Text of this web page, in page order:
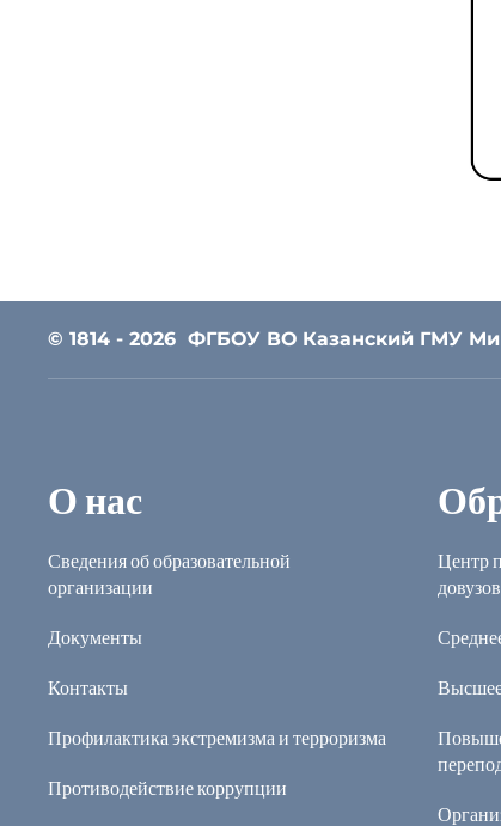
© 1814 - 2026 ФГБОУ ВО Казанский ГМУ
О нас
Сведения об образовательной
организации
Документы
Контакты
Профилактика экстремизма и терроризма
Противодействие коррупции
Центр